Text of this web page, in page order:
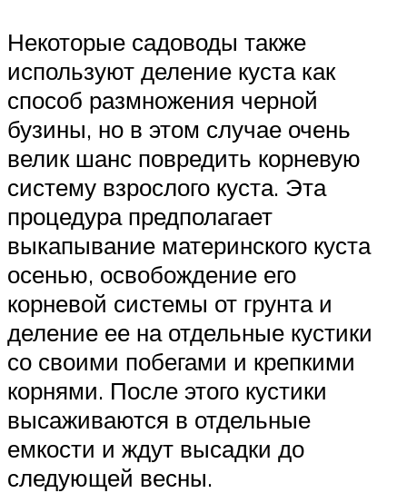
Некоторые садоводы также
используют деление куста как
способ размножения черной
бузины, но в этом случае очень
велик шанс повредить корневую
систему взрослого куста. Эта
процедура предполагает
выкапывание материнского куста
осенью, освобождение его
корневой системы от грунта и
деление ее на отдельные кустики
со своими побегами и крепкими
корнями. После этого кустики
высаживаются в отдельные
емкости и ждут высадки до
следующей весны.